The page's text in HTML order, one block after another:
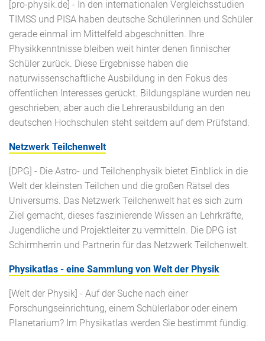
[pro-physik.de] - In den internationalen Vergleichsstudien
TIMSS und PISA haben deutsche Schülerinnen und Schüler
gerade einmal im Mittelfeld abgeschnitten. Ihre
Physikkenntnisse bleiben weit hinter denen finnischer
Schüler zurück. Diese Ergebnisse haben die
naturwissenschaftliche Ausbildung in den Fokus des
öffentlichen Interesses gerückt. Bildungspläne wurden neu
geschrieben, aber auch die Lehrerausbildung an den
deutschen Hochschulen steht seitdem auf dem Prüfstand.
Netzwerk Teilchenwelt
[DPG] - Die Astro- und Teilchenphysik bietet Einblick in die
Welt der kleinsten Teilchen und die großen Rätsel des
Universums. Das Netzwerk Teilchenwelt hat es sich zum
Ziel gemacht, dieses faszinierende Wissen an Lehrkräfte,
Jugendliche und Projektleiter zu vermitteln. Die DPG ist
Schirmherrin und Partnerin für das Netzwerk Teilchenwelt.
Physikatlas - eine Sammlung von Welt der Physik
[Welt der Physik] - Auf der Suche nach einer
Forschungseinrichtung, einem Schülerlabor oder einem
Planetarium? Im Physikatlas werden Sie bestimmt fündig.